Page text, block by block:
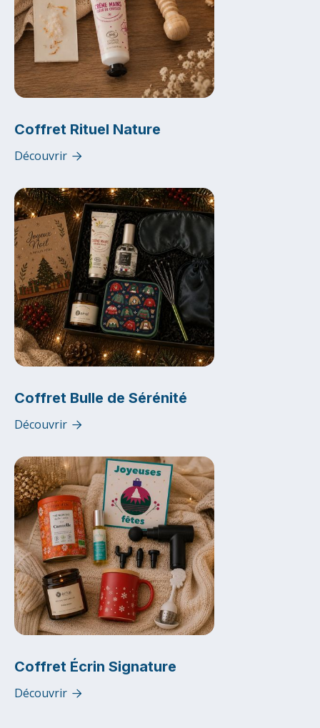
Coffret Rituel Nature
Découvrir 
Coffret Bulle de Sérénité
Découvrir 
Coffret Écrin Signature
Découvrir 